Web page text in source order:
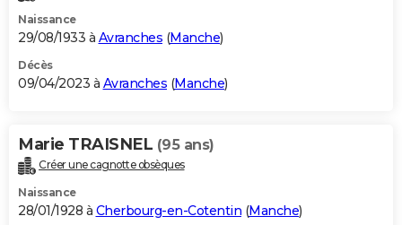
Naissance
29/08/1933 à Avranches (Manche)
Décès
09/04/2023 à Avranches (Manche)
Marie TRAISNEL (95 ans)
Créer une cagnotte obsèques
Naissance
28/01/1928 à Cherbourg-en-Cotentin (Manche)